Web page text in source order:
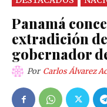
Panamá
extradición
gobernador
Por Carlos Álvarez